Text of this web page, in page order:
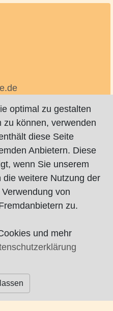
AGB
optimal zu gestalten
zu können, verwenden
diese Seite
Anbietern. Diese
wenn Sie unserem
weitere Nutzung der
von
zu.
und mehr